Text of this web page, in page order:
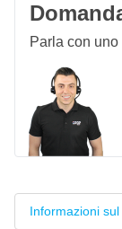
Parla con
Informazioni